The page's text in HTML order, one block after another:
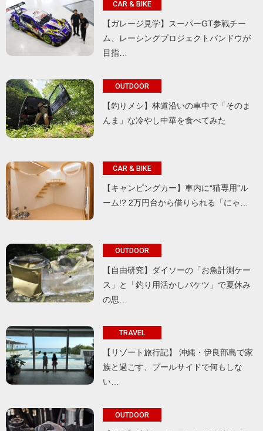
CAR & BIKE
【ガレージ見学】スーパーGT参戦チー
ム、レーシングプロジェクトバンドウが
目指…
OUTDOOR
【釣りメシ】林道沿いの車中で「そのま
んま」な冷やし中華を食べてみた
CAR & BIKE
【キャンピングカー】車内に“猫専用”ル
ーム!? 2万円台から借りられる「にゃ…
OUTDOOR
【自由研究】ダイソーの「お魚計測ケー
ス」と「釣り用活かしバケツ」で夏休み
の思…
TRAVEL
【リゾート旅行記】 沖縄・伊良部島で家
族と過ごす、プールサイドで何もしな
い…
OUTDOOR